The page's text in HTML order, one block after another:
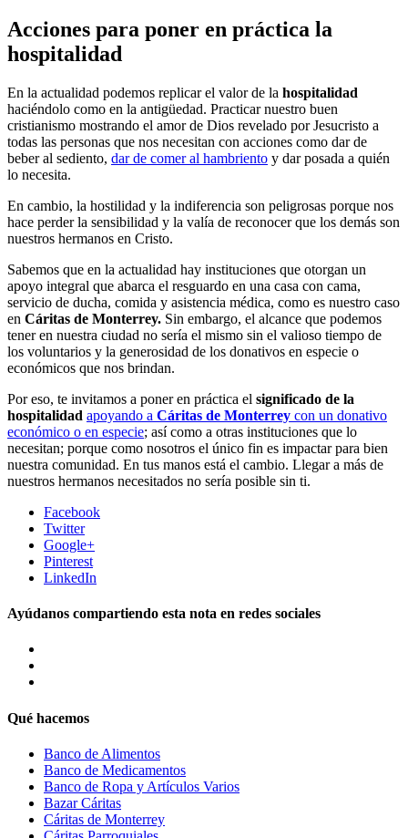
Acciones para poner en práctica la
hospitalidad
En la actualidad podemos replicar el valor de la hospitalidad
haciéndolo como en la antigüedad. Practicar nuestro buen
cristianismo mostrando el amor de Dios revelado por Jesucristo a
todas las personas que nos necesitan con acciones como dar de
beber al sediento, dar de comer al hambriento y dar posada a quién
lo necesita.
En cambio, la hostilidad y la indiferencia son peligrosas porque nos
hace perder la sensibilidad y la valía de reconocer que los demás son
nuestros hermanos en Cristo.
Sabemos que en la actualidad hay instituciones que otorgan un
apoyo integral que abarca el resguardo en una casa con cama,
servicio de ducha, comida y asistencia médica, como es nuestro caso
en Cáritas de Monterrey. Sin embargo, el alcance que podemos
tener en nuestra ciudad no sería el mismo sin el valioso tiempo de
los voluntarios y la generosidad de los donativos en especie o
económicos que nos brindan.
Por eso, te invitamos a poner en práctica el significado de la
hospitalidad apoyando a Cáritas de Monterrey con un donativo
económico o en especie; así como a otras instituciones que lo
necesitan; porque como nosotros el único fin es impactar para bien
nuestra comunidad. En tus manos está el cambio. Llegar a más de
nuestros hermanos necesitados no sería posible sin ti.
Facebook
Twitter
Google+
Pinterest
LinkedIn
Ayúdanos compartiendo esta nota en redes sociales
Qué hacemos
Banco de Alimentos
Banco de Medicamentos
Banco de Ropa y Artículos Varios
Bazar Cáritas
Cáritas de Monterrey